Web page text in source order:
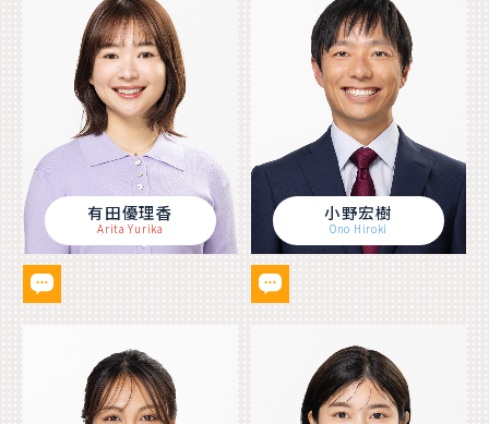
有田優理香
Arita Yurika
小野宏樹
Ono Hiroki